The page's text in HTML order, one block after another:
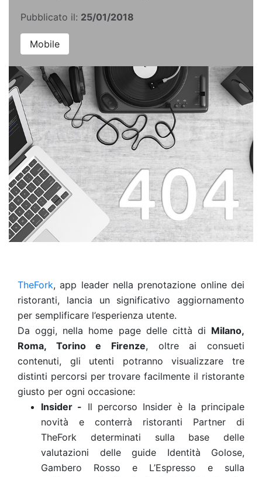
Pubblicato il: 25/01/2018
Mobile
TheFork, app leader nella prenotazione online dei
ristoranti, lancia un significativo aggiornamento
per semplificare l’esperienza utente.
Da oggi, nella home page delle città di Milano,
Roma, Torino e Firenze, oltre ai consueti
contenuti, gli utenti potranno visualizzare tre
distinti percorsi per trovare facilmente il ristorante
giusto per ogni occasione:
Insider - Il percorso Insider è la principale
novità e conterrà ristoranti Partner di
TheFork determinati sulla base delle
valutazioni delle guide Identità Golose,
Gambero Rosso e L’Espresso e sulla